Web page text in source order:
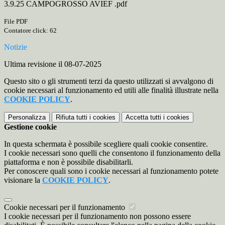
3.9.25 CAMPOGROSSO AVIEF .pdf
File PDF
Contatore click: 62
Notizie
Ultima revisione il 08-07-2025
Questo sito o gli strumenti terzi da questo utilizzati si avvalgono di
cookie necessari al funzionamento ed utili alle finalità illustrate nella
COOKIE POLICY.
Personalizza Rifiuta tutti i cookies Accetta tutti i cookies
Gestione cookie
In questa schermata è possibile scegliere quali cookie consentire.
I cookie necessari sono quelli che consentono il funzionamento della
piattaforma e non è possibile disabilitarli.
Per conoscere quali sono i cookie necessari al funzionamento potete
visionare la COOKIE POLICY.
Cookie necessari per il funzionamento
I cookie necessari per il funzionamento non possono essere